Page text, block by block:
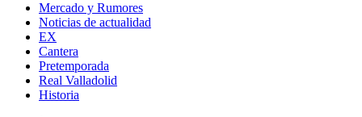
Mercado y Rumores
Noticias de actualidad
EX
Cantera
Pretemporada
Real Valladolid
Historia